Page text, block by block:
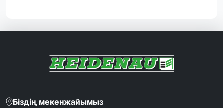
Біздің мекенжайымыз